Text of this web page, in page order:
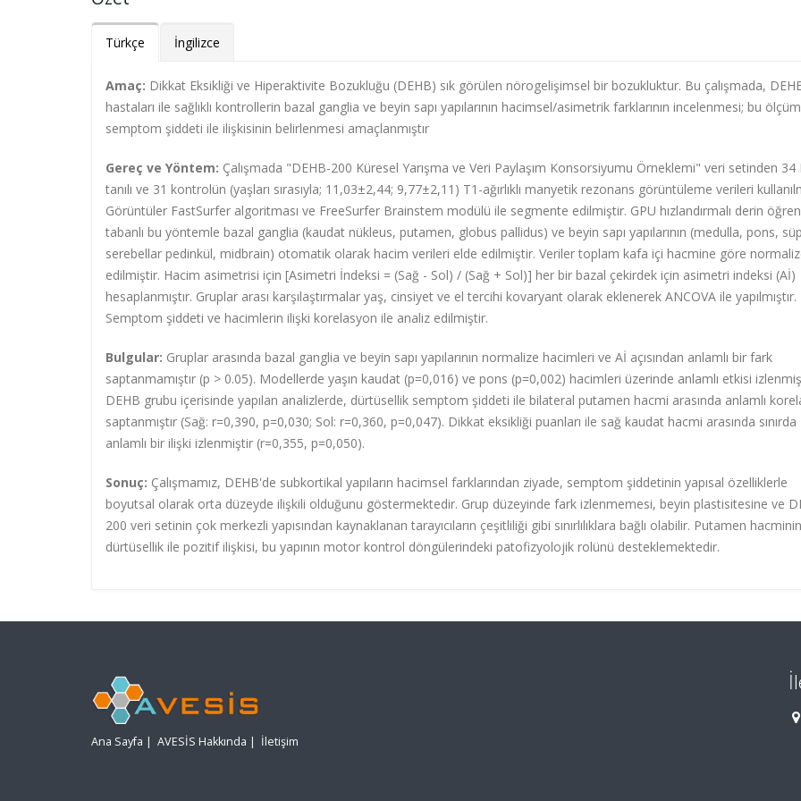
Türkçe İngilizce
Amaç: Dikkat Eksikliği ve Hiperaktivite Bozukluğu (DEHB) sık görülen nörogelişimsel bir bozukluktur. Bu çalışmada,
hastaları ile sağlıklı kontrollerin bazal ganglia ve beyin sapı yapılarının hacimsel/asimetrik farklarının incelenmesi; bu
semptom şiddeti ile ilişkisinin belirlenmesi amaçlanmıştır
Gereç ve Yöntem: Çalışmada "DEHB-200 Küresel Yarışma ve Veri Paylaşım Konsorsiyumu Örneklemi" veri setinden 34
tanılı ve 31 kontrolün (yaşları sırasıyla; 11,03±2,44; 9,77±2,11) T1-ağırlıklı manyetik rezonans görüntüleme verileri
Görüntüler FastSurfer algoritması ve FreeSurfer Brainstem modülü ile segmente edilmiştir. GPU hızlandırmalı derin
tabanlı bu yöntemle bazal ganglia (kaudat nükleus, putamen, globus pallidus) ve beyin sapı yapılarının (medulla, pons,
serebellar pedinkül, midbrain) otomatik olarak hacim verileri elde edilmiştir. Veriler toplam kafa içi hacmine göre
edilmiştir. Hacim asimetrisi için [Asimetri İndeksi = (Sağ - Sol) / (Sağ + Sol)] her bir bazal çekirdek için asimetri indeksi (Aİ)
hesaplanmıştır. Gruplar arası karşılaştırmalar yaş, cinsiyet ve el tercihi kovaryant olarak eklenerek ANCOVA ile yapılmıştır.
Semptom şiddeti ve hacimlerin ilişki korelasyon ile analiz edilmiştir.
Bulgular: Gruplar arasında bazal ganglia ve beyin sapı yapılarının normalize hacimleri ve Aİ açısından anlamlı bir fark
saptanmamıştır (p > 0.05). Modellerde yaşın kaudat (p=0,016) ve pons (p=0,002) hacimleri üzerinde anlamlı etkisi
DEHB grubu içerisinde yapılan analizlerde, dürtüsellik semptom şiddeti ile bilateral putamen hacmi arasında anlamlı
saptanmıştır (Sağ: r=0,390, p=0,030; Sol: r=0,360, p=0,047). Dikkat eksikliği puanları ile sağ kaudat hacmi arasında sınırda
anlamlı bir ilişki izlenmiştir (r=0,355, p=0,050).
Sonuç: Çalışmamız, DEHB'de subkortikal yapıların hacimsel farklarından ziyade, semptom şiddetinin yapısal özelliklerle
boyutsal olarak orta düzeyde ilişkili olduğunu göstermektedir. Grup düzeyinde fark izlenmemesi, beyin plastisitesine ve
200 veri setinin çok merkezli yapısından kaynaklanan tarayıcıların çeşitliliği gibi sınırlılıklara bağlı olabilir. Putamen hacminin
dürtüsellik ile pozitif ilişkisi, bu yapının motor kontrol döngülerindeki patofizyolojik rolünü desteklemektedir.
Ana Sayfa | AVESİS Hakkında | İletişim